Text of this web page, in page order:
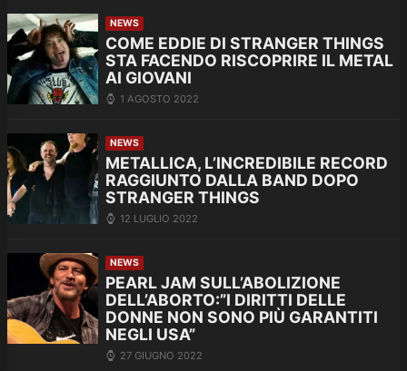
NEWS
COME EDDIE DI STRANGER THINGS
STA FACENDO RISCOPRIRE IL METAL
AI GIOVANI
1 AGOSTO 2022
NEWS
METALLICA, L’INCREDIBILE RECORD
RAGGIUNTO DALLA BAND DOPO
STRANGER THINGS
12 LUGLIO 2022
NEWS
PEARL JAM SULL’ABOLIZIONE
DELL’ABORTO:”I DIRITTI DELLE
DONNE NON SONO PIÙ GARANTITI
NEGLI USA”
27 GIUGNO 2022